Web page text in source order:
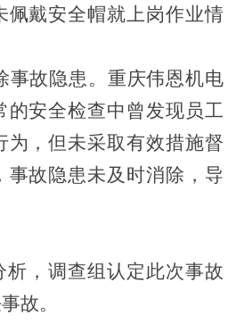
佩戴安全帽就上岗作业情
故隐患。重庆伟恩机电
的安全检查中曾发现员工
为，但未采取有效措施督
事故隐患未及时消除，导
析，调查组认定此次事故
故。